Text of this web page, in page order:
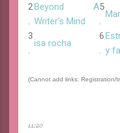
2
.
Beyond A
Writer's Mind
5
.
3
.
isa rocha
6
. y
(Cannot add links: Registration/
11:20